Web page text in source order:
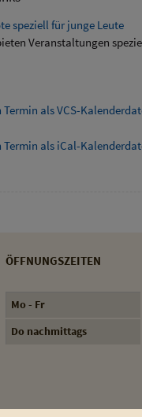
speziell für junge Leute
Veranstaltungen
Termin als VCS-
Termin als iCal-
ÖFFNUNGSZEITEN
Mo - Fr
Do nachmittags